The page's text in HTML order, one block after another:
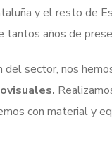
y el resto de
tantos años de
sector, nos
con material y